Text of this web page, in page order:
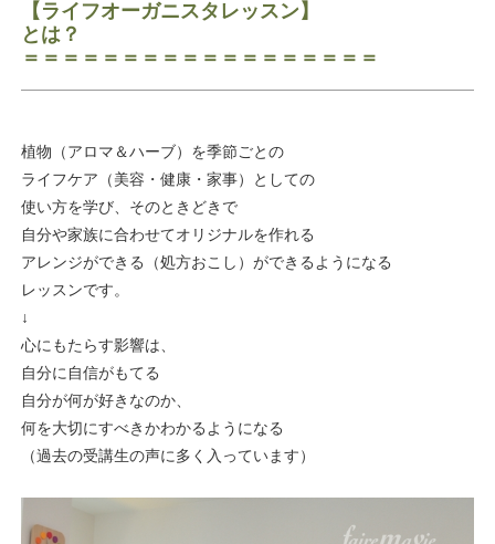
【ライフオーガニスタレッスン】
とは？
＝＝＝＝＝＝＝＝＝＝＝＝＝＝＝＝＝＝
植物（アロマ＆ハーブ）を季節ごとの
ライフケア（美容・健康・家事）としての
使い方を学び、そのときどきで
自分や家族に合わせてオリジナルを作れる
アレンジができる（処方おこし）ができるようになる
レッスンです。
↓
心にもたらす影響は、
自分に自信がもてる
自分が何が好きなのか、
何を大切にすべきかわかるようになる
（過去の受講生の声に多く入っています）